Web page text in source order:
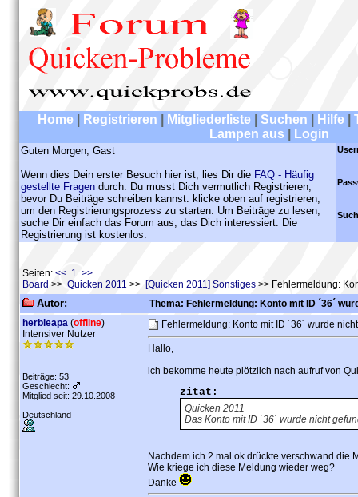
Home Registrieren Mitgliederliste Suchen Hilfe
Lampen aus
Login
Guten Morgen, Gast
Wenn dies Dein erster Besuch hier ist, lies Dir die FAQ - Häufig
gestellte Fragen durch. Du musst Dich vermutlich Registrieren,
bevor Du Beiträge schreiben kannst: klicke oben auf registrieren,
um den Registrierungsprozess zu starten. Um Beiträge zu lesen,
suche Dir einfach das Forum aus, das Dich interessiert. Die
Registrierung ist kostenlos.
Seiten: << 1 >>
Board >> Quicken 2011 >> [Quicken 2011] Sonstiges >> Fehlermeldung:
Autor:
Thema: Fehlermeldung: Konto mit ID ´36´
herbieapa (offline)
Intensiver Nutzer
Beiträge: 53
Geschlecht:
Mitglied seit: 29.10.2008
Deutschland
Fehlermeldung: Konto mit ID ´36´ wurde
Hallo,
ich bekomme heute plötzlich nach aufruf von
zitat:
Quicken 2011
Das Konto mit ID ´36´ wurde nicht
Nachdem ich 2 mal ok drückte verschwand die
Wie kriege ich diese Meldung wieder weg?
Danke